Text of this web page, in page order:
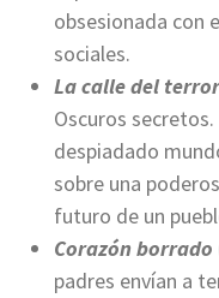
obsesionada con
sociales.
La calle del
Oscuros
despiadado
sobre una
futuro de un
Corazón borrado
padres envían a